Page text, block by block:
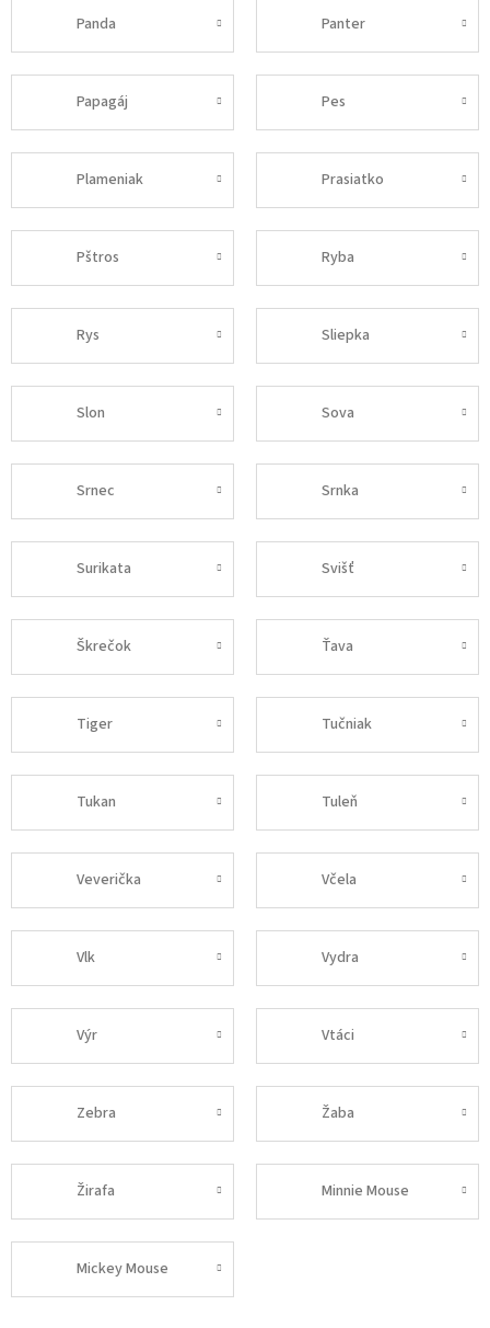
Panda Panter
Papagáj Pes
Plameniak Prasiatko
Pštros Ryba
Rys Sliepka
Slon Sova
Srnec Srnka
Surikata Svišť
Škrečok Ťava
Tiger Tučniak
Tukan Tuleň
Veverička Včela
Vlk Vydra
Výr Vtáci
Zebra Žaba
Žirafa Minnie Mouse
Mickey Mouse